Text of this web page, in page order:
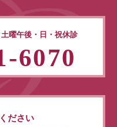
土曜午後・日・祝休診
6070
ださい